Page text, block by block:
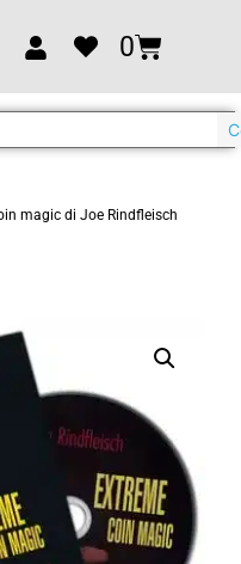
0
magic di Joe Rindfleisch